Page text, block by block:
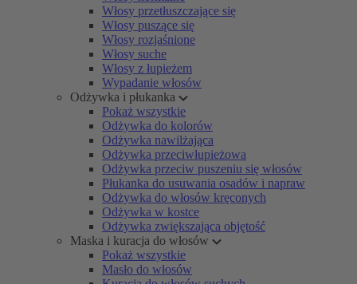
Włosy przetłuszczające się
Włosy puszące się
Włosy rozjaśnione
Włosy suche
Włosy z łupieżem
Wypadanie włosów
Odżywka i płukanka
Pokaż wszystkie
Odżywka do kolorów
Odżywka nawilżająca
Odżywka przeciwłupieżowa
Odżywka przeciw puszeniu się włosów
Płukanka do usuwania osadów i napraw
Odżywka do włosów kręconych
Odżywka w kostce
Odżywka zwiększająca objętość
Maska i kuracja do włosów
Pokaż wszystkie
Masło do włosów